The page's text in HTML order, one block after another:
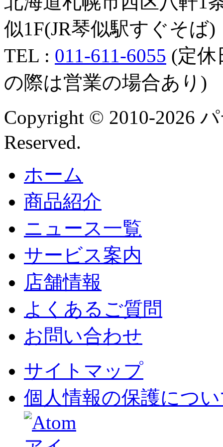
似1F(JR琴似駅すぐそば)
TEL : 011-611-6055 (定休
の際は営業の場合あり)
Copyright © 2010-2026
Reserved.
ホーム
商品紹介
ニュース一覧
サービス案内
店舗情報
よくあるご質問
お問い合わせ
サイトマップ
個人情報の保護につ